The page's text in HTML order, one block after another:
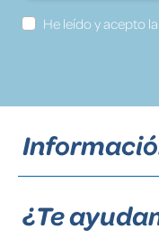
He leído y acepto la
¿Te